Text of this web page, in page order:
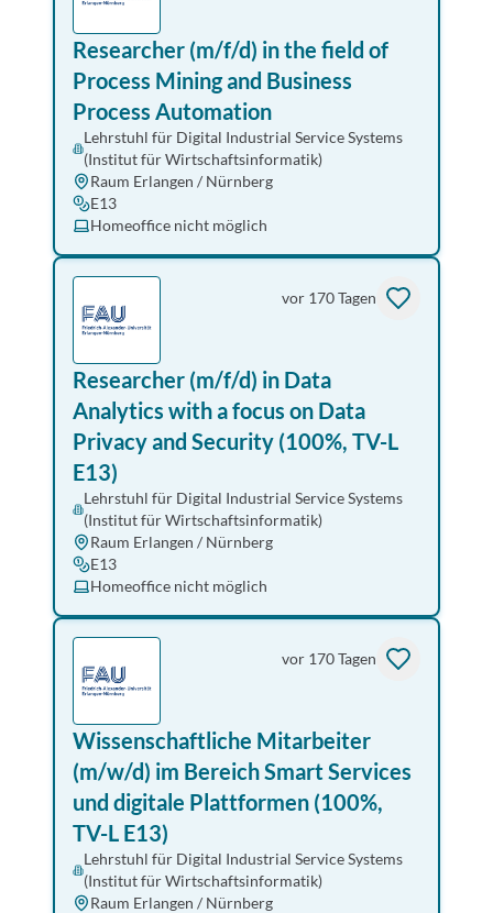
Researcher (m/f/d) in the field of
Process Mining and Business
Process Automation
Lehrstuhl für Digital Industrial Service Systems
(Institut für Wirtschaftsinformatik)
Raum Erlangen / Nürnberg
E13
Homeoffice nicht möglich
vor 170 Tagen
Researcher (m/f/d) in Data
Analytics with a focus on Data
Privacy and Security (100%, TV-L
E13)
Lehrstuhl für Digital Industrial Service Systems
(Institut für Wirtschaftsinformatik)
Raum Erlangen / Nürnberg
E13
Homeoffice nicht möglich
vor 170 Tagen
Wissenschaftliche Mitarbeiter
(m/w/d) im Bereich Smart Services
und digitale Plattformen (100%,
TV-L E13)
Lehrstuhl für Digital Industrial Service Systems
(Institut für Wirtschaftsinformatik)
Raum Erlangen / Nürnberg